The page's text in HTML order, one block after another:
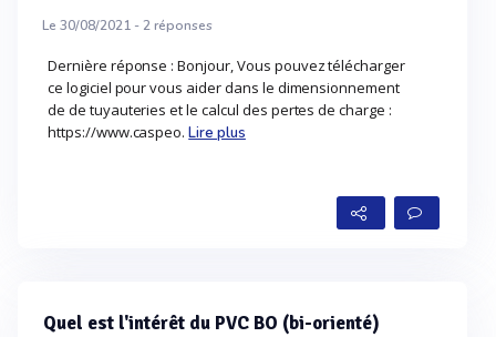
Le 30/08/2021 -2réponses
Dernière réponse : Bonjour, Vous pouvez télécharger
ce logiciel pour vous aider dans le dimensionnement
de de tuyauteries et le calcul des pertes de charge :
https://www.caspeo.Lire plus
Quel est l'intérêt du PVC BO (bi-orienté)